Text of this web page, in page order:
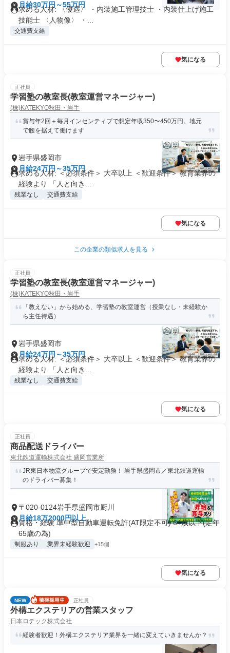
月給30万円～55万円
求める人材: 〈優遇〉 ・内装施工管理技士 ・内装仕上げ施工
技能士 〈人物像〉 ・...
交通費支給
気になる
正社員
学習塾の教室長(教室運営マネージャー)
(株)KATEKYO秋田・岩手
賞与年2回＋毎月インセンティブで想定年収350〜450万円。地元
で腰を据えて働けます
岩手県盛岡市
月給24万円～35万円
求める人材: ＜必須条件＞ 大卒以上 ＜歓迎条件＞ 教育業界の
経験より 「人と向き...
残業なし 交通費支給
気になる
この企業の類似求人を見る
正社員
学習塾の教室長(教室運営マネージャー)
(株)KATEKYO秋田・岩手
「教えない」から始める、学習塾の教室運営（授業なし・未経験か
ら主任待遇）
岩手県盛岡市
月給24万円～35万円
求める人材: ＜必須条件＞ 大卒以上 ＜歓迎条件＞ 教育業界の
経験より 「人と向き...
残業なし 交通費支給
気になる
正社員
商品配送ドライバー
東北鉄道運輸株式会社 盛岡営業所
JR東日本物流グループで安定勤務！ 岩手県盛岡市／東北鉄道運輸
のドライバー募集！
〒020-0124岩手県盛岡市厨川
月給18万2000円以上
資格・経験 準中型自動車運転免許(AT限定不可) 64歳以下(定年
65歳の為)
制服あり 業界未経験歓迎 +15個
気になる
NEW 正社員
外構エクステリアの営業スタッフ
日本ロテック株式会社
経験者歓迎！外構エクステリア業界を一緒に変えていきませんか？